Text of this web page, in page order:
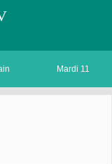
Mardi 11